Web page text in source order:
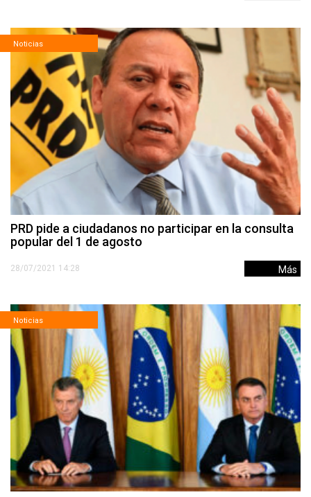
Noticias
PRD pide a ciudadanos no participar en la consulta
popular del 1 de agosto
28/07/2021 14:28 Más
Noticias